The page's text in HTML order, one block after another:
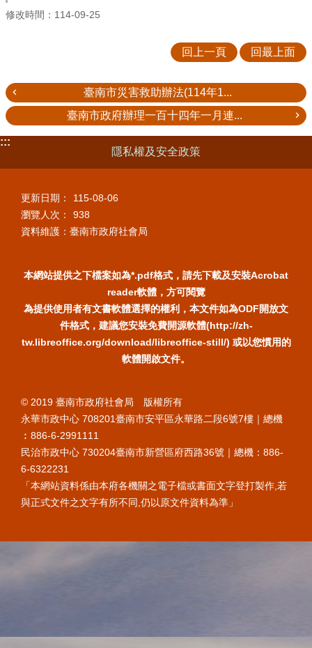
修改時間：114-09-25
回上一頁 回最上面
臺南市災害救助辦法(114年1...
臺南市政府辦理一百十四年一月連...
:::
隱私權及安全政策
更新日期：
115-08-06
瀏覽人次：
938
資料維護：臺南市政府社會局
本網站提供之下檔案如為*.pdf格式，請先下載及安裝Acrobat
reader軟體，方可閱覽
為提供使用者有文書軟體選擇的權利，本文件如為ODF開放文
件格式，建議您安裝免費開源軟體(http://zh-
tw.libreoffice.org/download/libreoffice-still/) 或以您慣用的
軟體開啟文件。
© 2019 臺南市政府社會局 版權所有
永華市政中心 708201臺南市安平區永華路二段6號7樓｜總機
︰886-6-2991111
民治市政中心 730204臺南市新營區府西路36號｜總機：886-
6-6322231
「本網站資料係由本府各機關之電子檔或書面文字登打製作,若
與正式文件之文字有所不同,仍以原文件資料為準」